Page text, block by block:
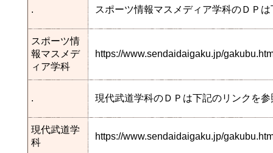
. スポーツ情報マスメディア学科のＤＰ
スポーツ情
報マスメデ
ィア学科
https://www.sendaidaigaku.jp/
. 現代武道学科のＤＰは下記のリンクを
現代武道学
科
https://www.sendaidaigaku.jp/